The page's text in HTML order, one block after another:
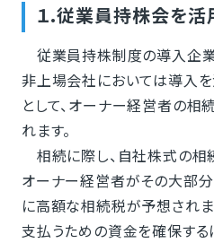
１.従業員持株会を
従業員持株制度の導入企
非上場会社においては導入
として、オーナー経営者の相
れます。
相続に際し、自社株式の相
オーナー経営者がその大部
に高額な相続税が予想されま
支払うための資金を確保す